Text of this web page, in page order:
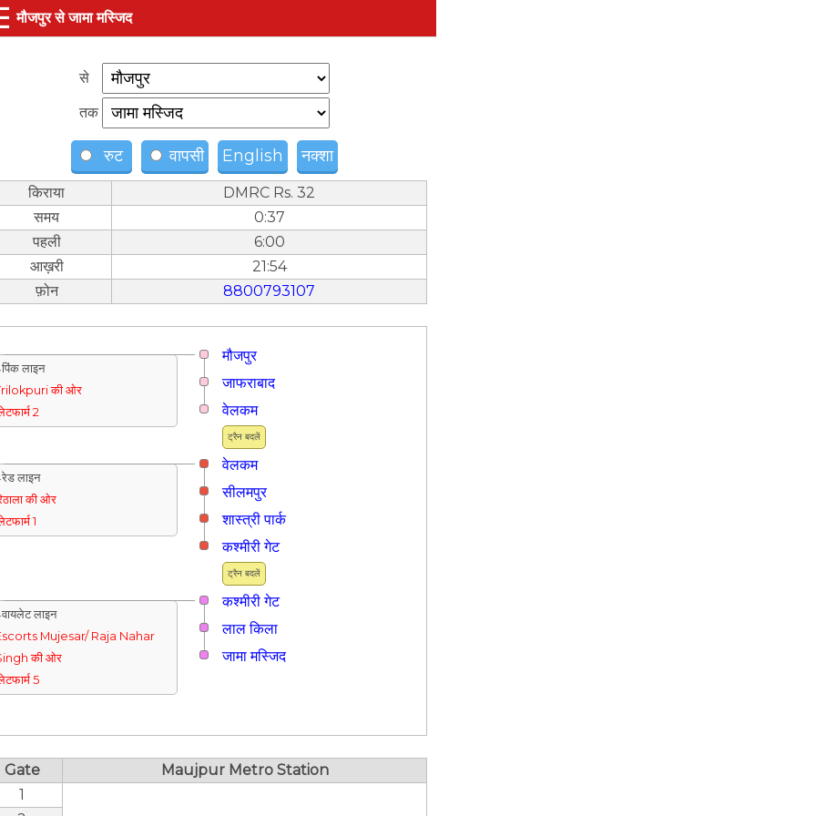
मौजपुर से जामा मस्जिद
से
तक
रुट वापसी English नक्शा
किराया
DMRC Rs. 32
समय
0:37
पहली
6:00
आख़री
21:54
फ़ोन
8800793107
मौजपुर
लाइन
की ओर
2
जाफराबाद
ट्रैन बदलें
वेलकम
वेलकम
लाइन
की ओर
1
सीलमपुर
शास्त्री पार्क
ट्रैन बदलें
कश्मीरी गेट
कश्मीरी गेट
लाइन
Mujesar/ Raja Nahar
की ओर
5
लाल किला
जामा मस्जिद
Gate
Maujpur Metro Station
1